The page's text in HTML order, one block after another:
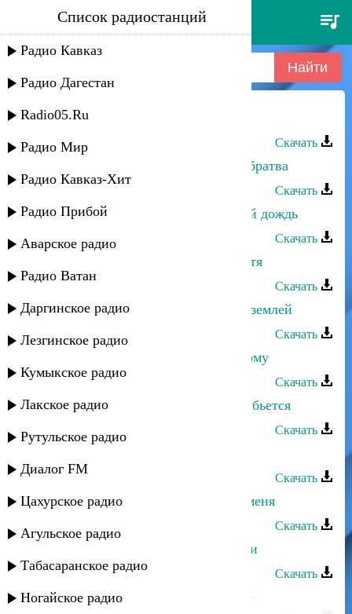
патимат кагирова - маймун
Список радиостанций
Радио Кавказ
Радио Дагестан
Radio05.Ru
Радио Мир
Радио Кавказ-Хит
Радио Прибой
Аварское радио
Радио Ватан
Даргинское радио
Лезгинское радио
Кумыкское радио
Лакское радио
Рутульское радио
Диалог FM
Цахурское радио
Агульское радио
Табасаранское радио
Ногайское радио
Патимат Кагирова - Маймун
Скачать
Патимат Кагирова - Дагестанская братва
Скачать
Патимат Кагирова - Словно летний дождь
Скачать
Патимат Кагирова - Мое милое дитя
Скачать
Патимат Кагирова и Султан - Над землей
Скачать
Патимат Кагирова - Счастье каждому
Скачать
Патимат Кагирова - Пою и сердце бьется
Скачать
Скачать
Патимат Кагирова - Подальше от меня
Скачать
Патимат Кагирова - Просьба любви
Скачать
Патимат Кагирова - Мои любимые